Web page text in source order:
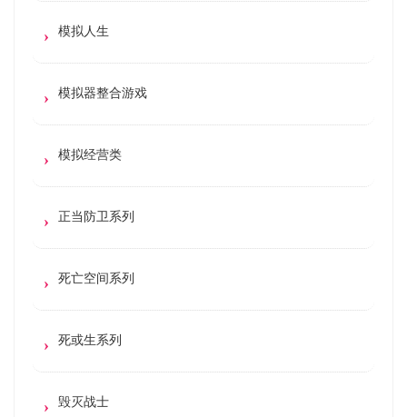
模拟人生
模拟器整合游戏
模拟经营类
正当防卫系列
死亡空间系列
死或生系列
毁灭战士